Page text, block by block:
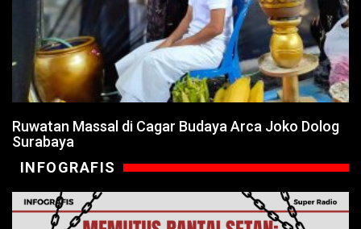
Ruwatan Massal di Cagar Budaya Arca Joko Dolog
Surabaya
INFOGRAFIS